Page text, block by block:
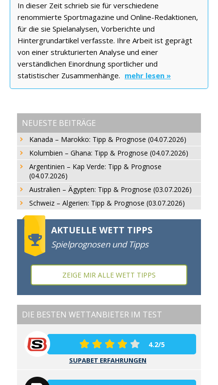
In dieser Zeit schrieb sie für verschiedene
renommierte Sportmagazine und Online-Redaktionen,
für die sie Spielanalysen, Vorberichte und
Hintergrundartikel verfasste. Ihre Arbeit ist geprägt
von einer strukturierten Analyse und einer
verständlichen Einordnung sportlicher und
statistischer Zusammenhänge. mehr lesen »
NEUESTE BEITRÄGE
Kanada – Marokko: Tipp & Prognose (04.07.2026)
Kolumbien – Ghana: Tipp & Prognose (04.07.2026)
Argentinien – Kap Verde: Tipp & Prognose
(04.07.2026)
Australien – Ägypten: Tipp & Prognose (03.07.2026)
Schweiz – Algerien: Tipp & Prognose (03.07.2026)
AKTUELLE WETT TIPPS
Spielprognosen und Tipps
ZEIGE MIR ALLE WETT TIPPS
DIE BESTEN WETTANBIETER IM TEST
4.2/5
SUPABET ERFAHRUNGEN